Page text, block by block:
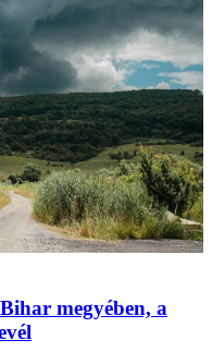
megyében, a